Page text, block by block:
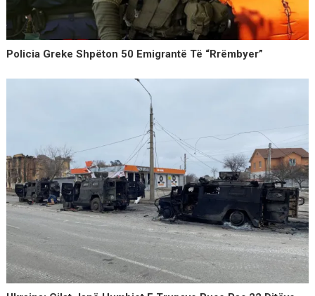
Policia Greke Shpëton 50 Emigrantë Të “rrëmbyer”